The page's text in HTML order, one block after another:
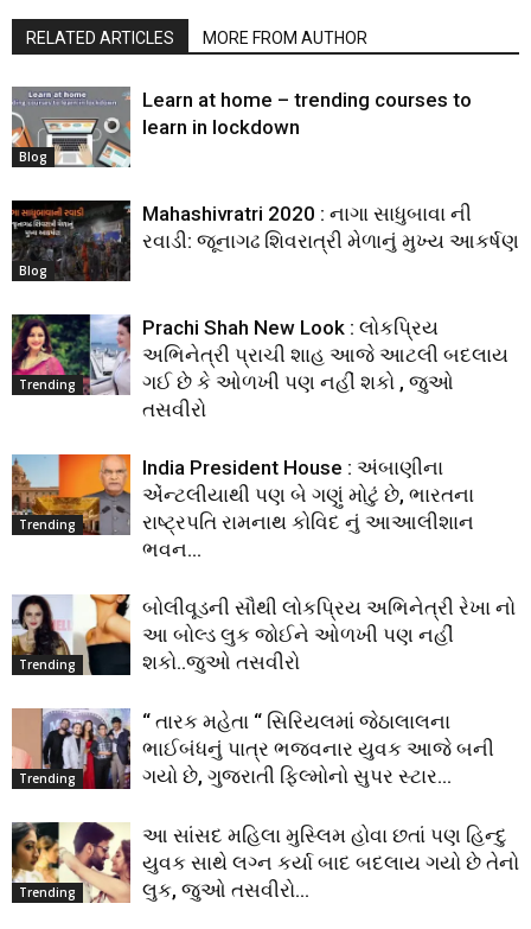
RELATED ARTICLES MORE FROM AUTHOR
Blog
Learn at home – trending courses to
learn in lockdown
Blog
Mahashivratri 2020 : નાગા સાધુબાવા ની
રવાડી: જૂનાગઢ શિવરાત્રી મેળાનું મુખ્ય આકર્ષણ
Trending
Prachi Shah New Look : લોકપ્રિય
અભિનેત્રી પ્રાચી શાહ આજે આટલી બદલાય
ગઈ છે કે ઓળખી પણ નહીં શકો , જુઓ
તસવીરો
Trending
India President House : અંબાણીના
એંન્ટલીયાથી પણ બે ગણું મોટું છે, ભારતના
રાષ્ટ્રપતિ રામનાથ કોવિદ નું આઆલીશાન
ભવન…
Trending
બોલીવૂડની સૌથી લોકપ્રિય અભિનેત્રી રેખા નો
આ બોલ્ડ લુક જોઈને ઓળખી પણ નહીં
શકો..જુઓ તસવીરો
Trending
“ તારક મહેતા “ સિરિયલમાં જેઠાલાલના
ભાઈબંધનું પાત્ર ભજવનાર યુવક આજે બની
ગયો છે, ગુજરાતી ફિલ્મોનો સુપર સ્ટાર…
Trending
આ સાંસદ મહિલા મુસ્લિમ હોવા છતાં પણ હિન્દુ
યુવક સાથે લગ્ન કર્યા બાદ બદલાય ગયો છે તેનો
લુક, જુઓ તસવીરો…